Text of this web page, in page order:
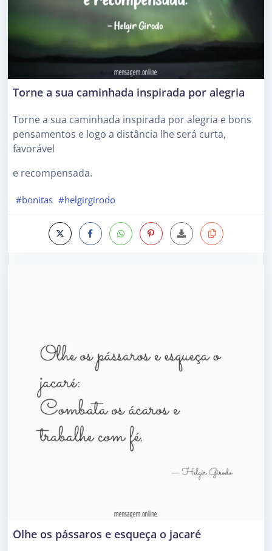
Torne a sua caminhada inspirada por alegria
Torne a sua caminhada inspirada por alegria e bons
pensamentos e logo a distância lhe será curta,
favorável
e recompensada.
#bonitas #helgirgirodo
Olhe os pássaros e esqueça o jacaré